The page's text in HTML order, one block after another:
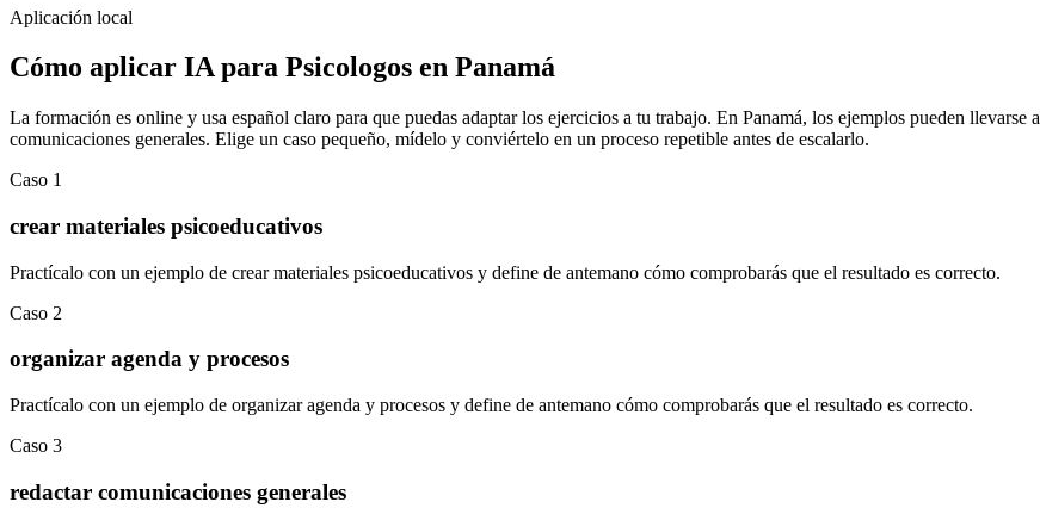
Aplicación local
Cómo aplicar IA para Psicologos en Panamá
La formación es online y usa español claro para que puedas adaptar los ejercicios a tu trabajo. En Panamá, los ejemplos pueden llevarse a
comunicaciones generales. Elige un caso pequeño, mídelo y conviértelo en un proceso repetible antes de escalarlo.
Caso 1
crear materiales psicoeducativos
Practícalo con un ejemplo de crear materiales psicoeducativos y define de antemano cómo comprobarás que el resultado es correcto.
Caso 2
organizar agenda y procesos
Practícalo con un ejemplo de organizar agenda y procesos y define de antemano cómo comprobarás que el resultado es correcto.
Caso 3
redactar comunicaciones generales